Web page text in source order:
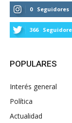
0 Seguidores
366
POPULARES
Interés general
Política
Actualidad